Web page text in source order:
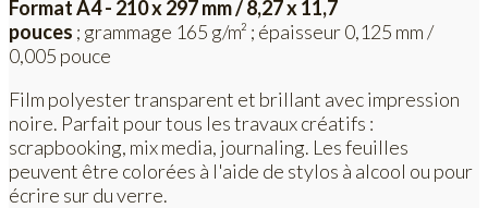
Format A4 - 210 x 297 mm / 8,27 x 11,7
pouces ; grammage 165 g/m² ; épaisseur 0,125 mm /
0,005 pouce
Film polyester transparent et brillant avec impression
noire. Parfait pour tous les travaux créatifs :
scrapbooking, mix media, journaling. Les feuilles
peuvent être colorées à l'aide de stylos à alcool ou pour
écrire sur du verre.